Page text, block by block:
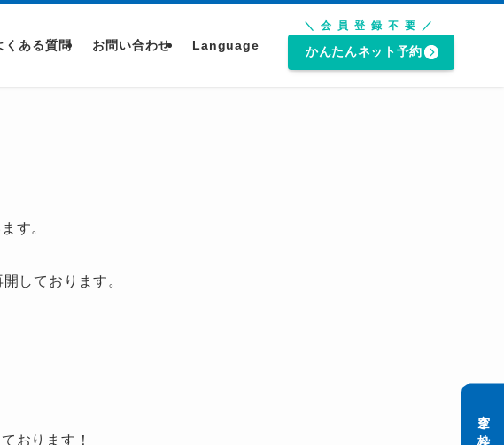
くある質問 お問い合わせ Language
＼会員登録不要／
かんたんネット予約
す。
しております。
おります！